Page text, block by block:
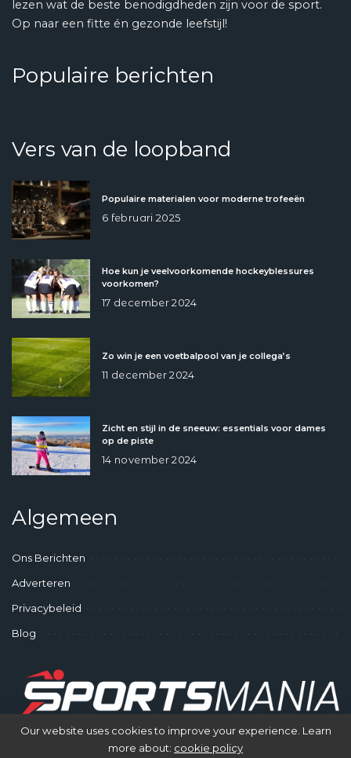
lezen wat de beste benodigdheden zijn voor de sport.
Op naar een fitte én gezonde leefstijl!
Populaire berichten
Vers van de loopband
Populaire materialen voor moderne trofeeën
6 februari 2025
Hoe kun je veelvoorkomende hockeyblessures
voorkomen?
17 december 2024
Zo win je een voetbalpool van je collega’s
11 december 2024
Zicht en stijl in de sneeuw: essentials voor dames
op de piste
14 november 2024
Algemeen
Ons Berichten
Adverteren
Privacybeleid
Blog
Our website uses cookies to improve your experience. Learn
more about: cookie policy